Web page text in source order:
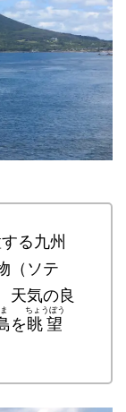
る九州
（ソテ
天気の良
を眺望
ちょうぼう